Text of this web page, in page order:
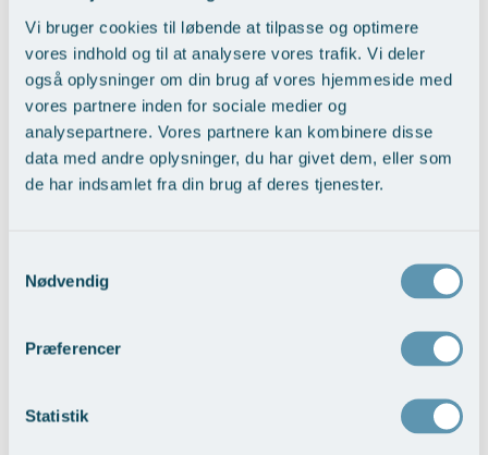
Vi bruger cookies til løbende at tilpasse og optimere
vores indhold og til at analysere vores trafik. Vi deler
også oplysninger om din brug af vores hjemmeside med
vores partnere inden for sociale medier og
analysepartnere. Vores partnere kan kombinere disse
data med andre oplysninger, du har givet dem, eller som
de har indsamlet fra din brug af deres tjenester.
Nødvendig
Præferencer
Statistik
Reduktion af næsen som helhed
Vis behandlingseksempler >
Vis behandlingseksempler